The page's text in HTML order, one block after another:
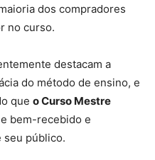
dos compradores
no curso.
destacam a
do método de ensino, e
que o Curso Mestre
e bem-recebido e
seu público.